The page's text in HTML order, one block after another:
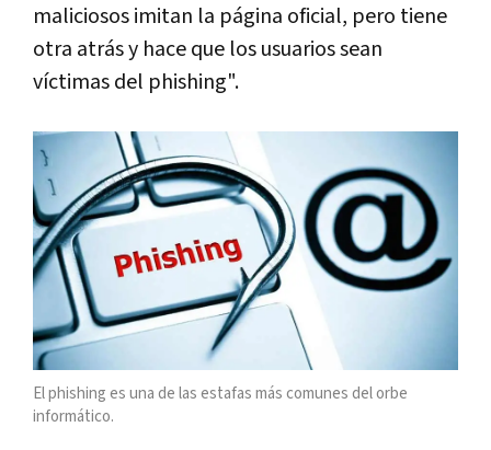
maliciosos imitan la página oficial, pero tiene
otra atrás y hace que los usuarios sean
víctimas del phishing".
El phishing es una de las estafas más comunes del orbe
informático.